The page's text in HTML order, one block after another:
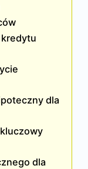
dla
dla